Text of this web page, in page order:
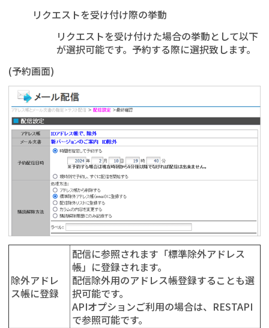
リクエストを受け付け際の挙動
リクエストを受け付けた場合の挙動として以下
が選択可能です。予約する際に選択致します。
(予約画面)
除外アドレ
ス帳に登録
配信に参照されます「標準除外アドレス
帳」に登録されます。
配信除外用のアドレス帳登録することも選
択可能です。
APIオプションご利用の場合は、RESTAPI
で参照可能です。